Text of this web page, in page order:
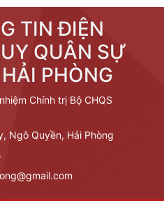
TIN ĐIỆN
QUÂN SỰ
PHÒNG
Chính trị Bộ CHQS
Ngô Quyền, Hải Phòng